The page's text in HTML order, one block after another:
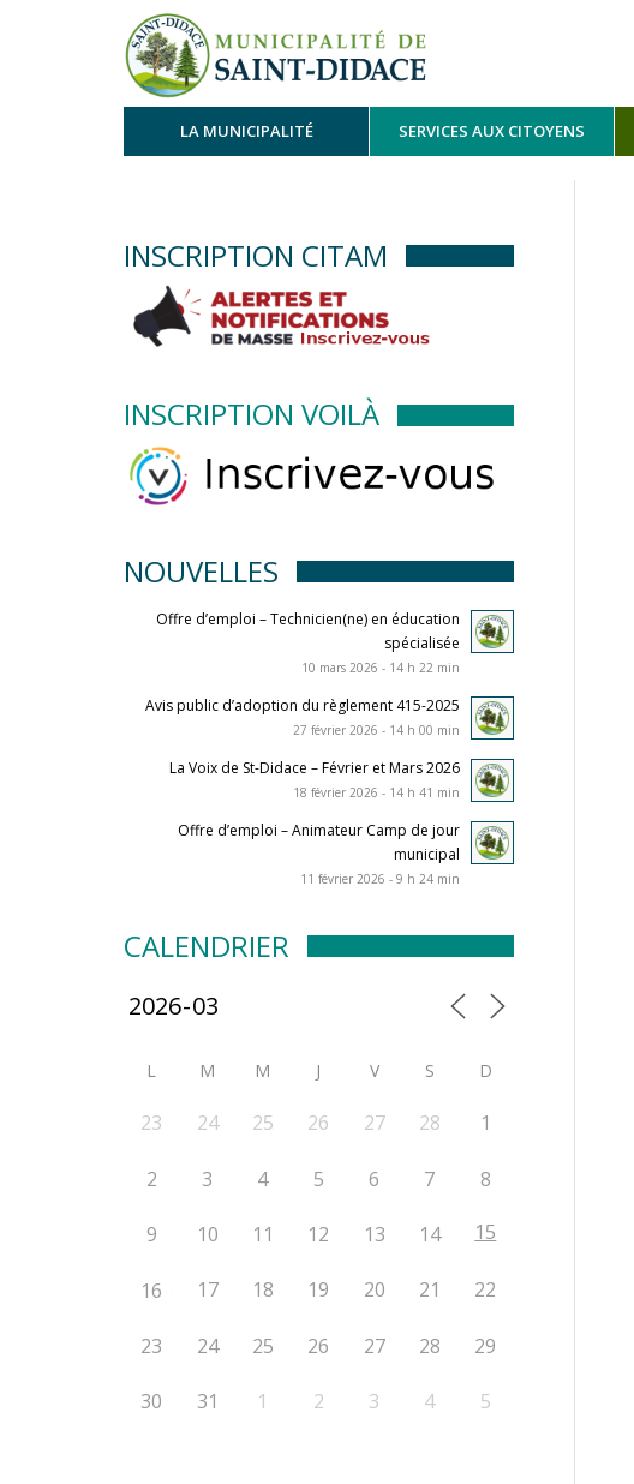
LA MUNICIPALITÉ SERVICES AUX CITOYENS
INSCRIPTION CITAM
INSCRIPTION VOILÀ
NOUVELLES
Offre d’emploi – Technicien(ne) en éducation
spécialisée
10 mars 2026 - 14 h 22 min
Avis public d’adoption du règlement 415-2025
27 février 2026 - 14 h 00 min
La Voix de St-Didace – Février et Mars 2026
18 février 2026 - 14 h 41 min
Offre d’emploi – Animateur Camp de jour
municipal
11 février 2026 - 9 h 24 min
CALENDRIER
L M M J V S D
23 24 25 26 27 28 1
2 3 4 5 6 7 8
9 10 11 12 13 14 15
16 17 18 19 20 21 22
23 24 25 26 27 28 29
30 31 1 2 3 4 5